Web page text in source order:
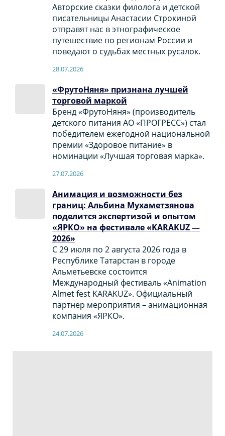
Авторские сказки филолога и детской
писательницы Анастасии Строкиной
отправят нас в этнографическое
путешествие по регионам России и
поведают о судьбах местных русалок.
28.07.2026
«ФрутоНяня» признана лучшей
торговой маркой
Бренд «ФрутоНяня» (производитель
детского питания АО «ПРОГРЕСС») стал
победителем ежегодной национальной
премии «Здоровое питание» в
номинации «Лучшая торговая марка».
27.07.2026
Анимация и возможности без
границ: Альбина Мухаметзянова
поделится экспертизой и опытом
«ЯРКО» на фестивале «KARAKUZ —
2026»
С 29 июля по 2 августа 2026 года в
Республике Татарстан в городе
Альметьевске состоится
Международный фестиваль «Animation
Almet fest KARAKUZ». Официальный
партнер мероприятия – анимационная
компания «ЯРКО».
24.07.2026